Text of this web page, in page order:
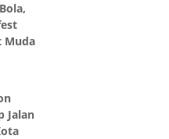
Muda
Jalan